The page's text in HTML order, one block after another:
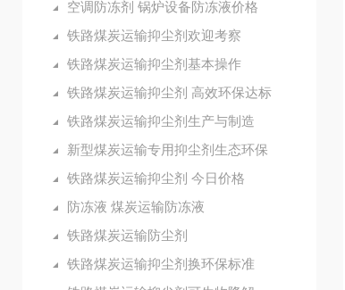
空调防冻剂 锅炉设备防冻液价格
铁路煤炭运输抑尘剂欢迎考察
铁路煤炭运输抑尘剂基本操作
铁路煤炭运输抑尘剂 高效环保达标
铁路煤炭运输抑尘剂生产与制造
新型煤炭运输专用抑尘剂生态环保
铁路煤炭运输抑尘剂 今日价格
防冻液 煤炭运输防冻液
铁路煤炭运输防尘剂
铁路煤炭运输抑尘剂换环保标准